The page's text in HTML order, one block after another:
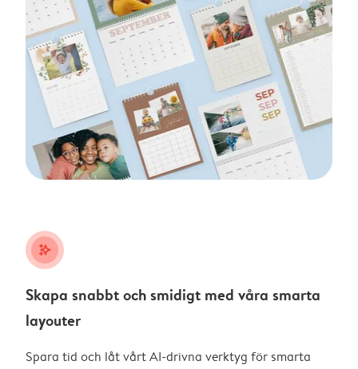
stars_plus
Skapa snabbt och smidigt med våra smarta
layouter
Spara tid och låt vårt AI-drivna verktyg för smarta